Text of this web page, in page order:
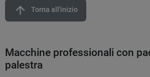
arrow_upward Torna all'inizio
Macchine professionali con
palestra